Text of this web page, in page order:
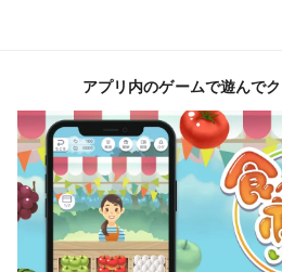
アプリ内のゲームで遊んで